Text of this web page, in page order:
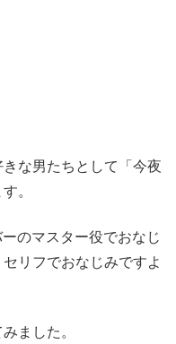
な男たちとして「今夜
。
のマスター役でおなじ
リフでおなじみですよ
ました。